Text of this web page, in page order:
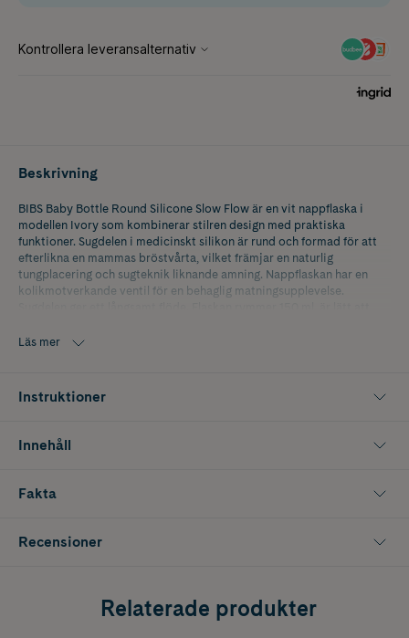
Beskrivning
BIBS Baby Bottle Round Silicone Slow Flow är en vit nappflaska i
modellen Ivory som kombinerar stilren design med praktiska
funktioner. Sugdelen i medicinskt silikon är rund och formad för att
efterlikna en mammas bröstvårta, vilket främjar en naturlig
tungplacering och sugteknik liknande amning. Nappflaskan har en
kolikmotverkande ventil för en behaglig matningsupplevelse.
uppfyller Europastandard EN14350, vilket garanterar hög säkerhet
Läs mer
Instruktioner
Innehåll
Fakta
Recensioner
Relaterade produkter